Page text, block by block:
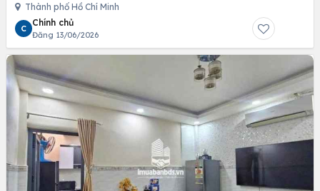
Thành phố Hồ Chí Minh
C
Chính chủ
Đăng 13/06/2026